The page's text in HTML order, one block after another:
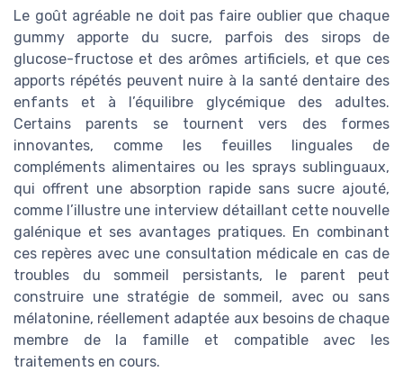
Le goût agréable ne doit pas faire oublier que chaque
gummy apporte du sucre, parfois des sirops de
glucose-fructose et des arômes artificiels, et que ces
apports répétés peuvent nuire à la santé dentaire des
enfants et à l’équilibre glycémique des adultes.
Certains parents se tournent vers des formes
innovantes, comme les feuilles linguales de
compléments alimentaires ou les sprays sublinguaux,
qui offrent une absorption rapide sans sucre ajouté,
comme l’illustre une interview détaillant cette nouvelle
galénique et ses avantages pratiques. En combinant
ces repères avec une consultation médicale en cas de
troubles du sommeil persistants, le parent peut
construire une stratégie de sommeil, avec ou sans
mélatonine, réellement adaptée aux besoins de chaque
membre de la famille et compatible avec les
traitements en cours.